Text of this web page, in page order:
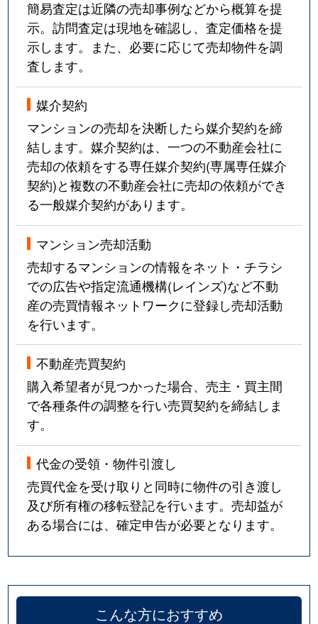
簡易査定は近隣の売却事例などから概算を提
示。訪問査定は現地を確認し、査定価格を提
示します。また、必要に応じて売却物件を調
査します。
媒介契約
マンションの売却を決断したら媒介契約を締
結します。媒介契約は、一つの不動産会社に
売却の依頼をする専任媒介契約(専属専任媒介
契約)と複数の不動産会社に売却の依頼ができ
る一般媒介契約があります。
マンション売却活動
売却するマンションの情報をネット・チラシ
での広告や指定流通機構(レインズ)など不動
産の売買情報ネットワークに登録し売却活動
を行います。
不動産売買契約
購入希望者が見つかった場合、売主・買主間
で各種条件の調整を行い売買契約を締結しま
す。
代金の受領・物件引渡し
売買代金を受け取りと同時に物件の引き渡し
及び所有権の移転登記を行います。売却益が
ある場合には、確定申告が必要となります。
こんな方におすすめ